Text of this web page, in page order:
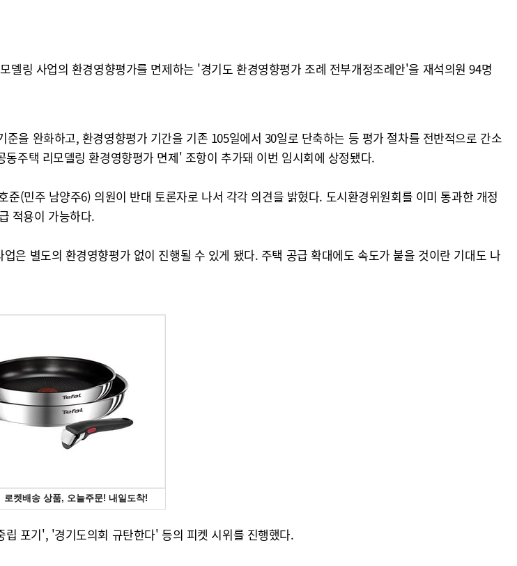
링 사업의 환경영향평가를 면제하는 '경기도 환경영향평가 조례 전부개정조례안'을 재석의원 94명
을 완화하고, 환경영향평가 기간을 기존 105일에서 30일로 단축하는 등 평가 절차를 전반적으로 간소
주택 리모델링 환경영향평가 면제' 조항이 추가돼 이번 임시회에 상정됐다.
(민주 남양주6) 의원이 반대 토론자로 나서 각각 의견을 밝혔다. 도시환경위원회를 이미 통과한 개정
적용이 가능하다.
은 별도의 환경영향평가 없이 진행될 수 있게 됐다. 주택 공급 확대에도 속도가 붙을 것이란 기대도 나
포기', '경기도의회 규탄한다' 등의 피켓 시위를 진행했다.